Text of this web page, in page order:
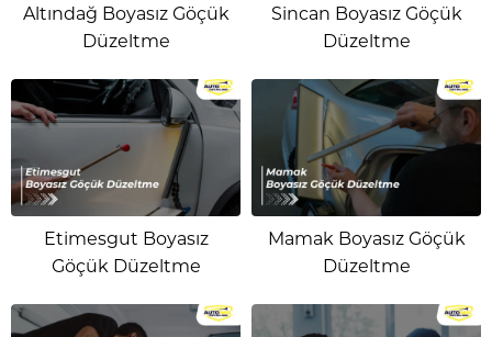
Altındağ Boyasız Göçük
Düzeltme
Sincan Boyasız Göçük
Düzeltme
Etimesgut Boyasız
Göçük Düzeltme
Mamak Boyasız Göçük
Düzeltme